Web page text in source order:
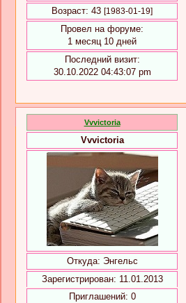
Возраст: 43 [1983-01-19]
Провел на форуме:
1 месяц 10 дней
Последний визит:
30.10.2022 04:43:07 pm
Vvvictoria
Vvvictoria
Откуда: Энгельс
Зарегистрирован: 11.01.2013
Приглашений: 0